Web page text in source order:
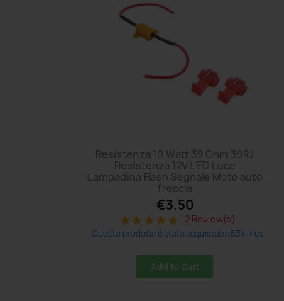
Resistenza 10 Watt 39 Ohm 39RJ
Resistenza 12V LED Luce
Lampadina Flash Segnale Moto auto
freccia
€3.50
star star star star star 2 Review(s)
Questo prodotto è stato acquistato: 53 times
Add to Cart